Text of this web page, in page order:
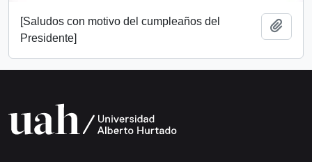
[Saludos con motivo del cumpleaños del
Presidente]